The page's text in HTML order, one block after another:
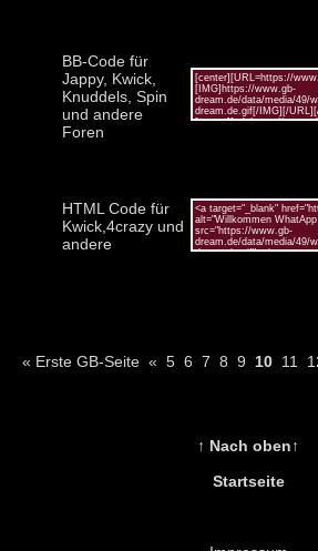
BB-Code für
Jappy, Kwick,
Knuddels, Spin
und andere
Foren
HTML Code für
Kwick,4crazy und
andere
« Erste GB-Seite « 5 6 7 8 9 10 11
↑ Nach oben↑
Startseite